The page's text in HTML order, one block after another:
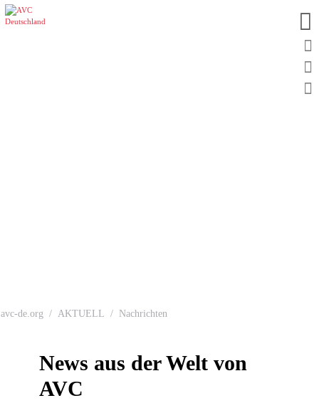
avc-de.org AKTUELL Nachrichten
News aus der Welt von
AVC